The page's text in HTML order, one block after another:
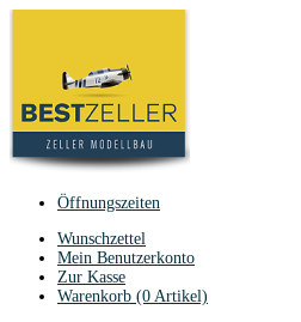
Öffnungszeiten
Wunschzettel
Mein Benutzerkonto
Zur Kasse
Warenkorb (0 Artikel)